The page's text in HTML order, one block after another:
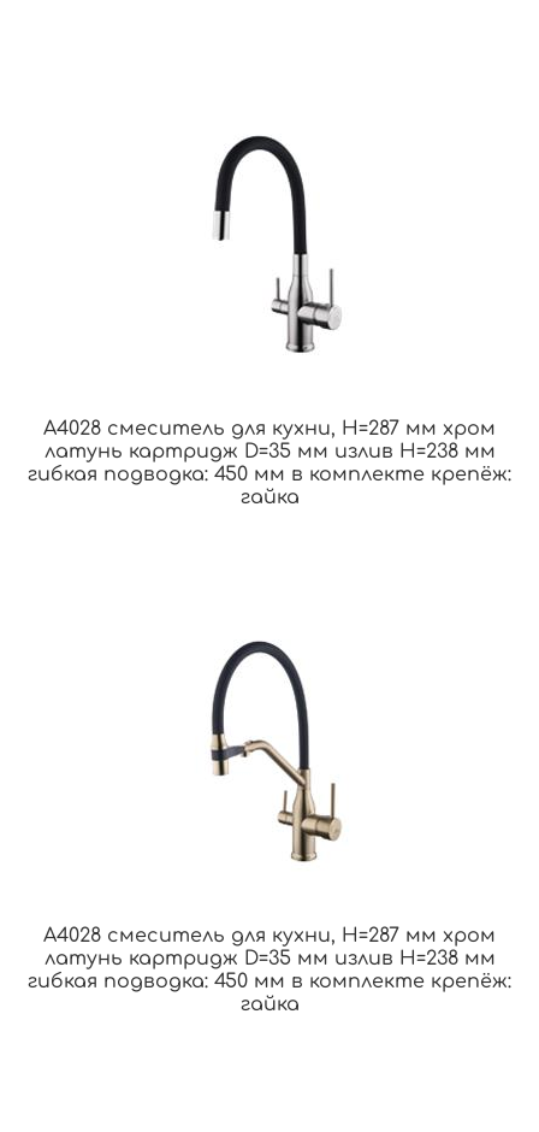
A4028 смеситель для кухни, H=287 мм хром
латунь картридж D=35 мм излив H=238 мм
гибкая подводка: 450 мм в комплекте крепёж:
гайка
A4028 смеситель для кухни, H=287 мм хром
латунь картридж D=35 мм излив H=238 мм
гибкая подводка: 450 мм в комплекте крепёж:
гайка